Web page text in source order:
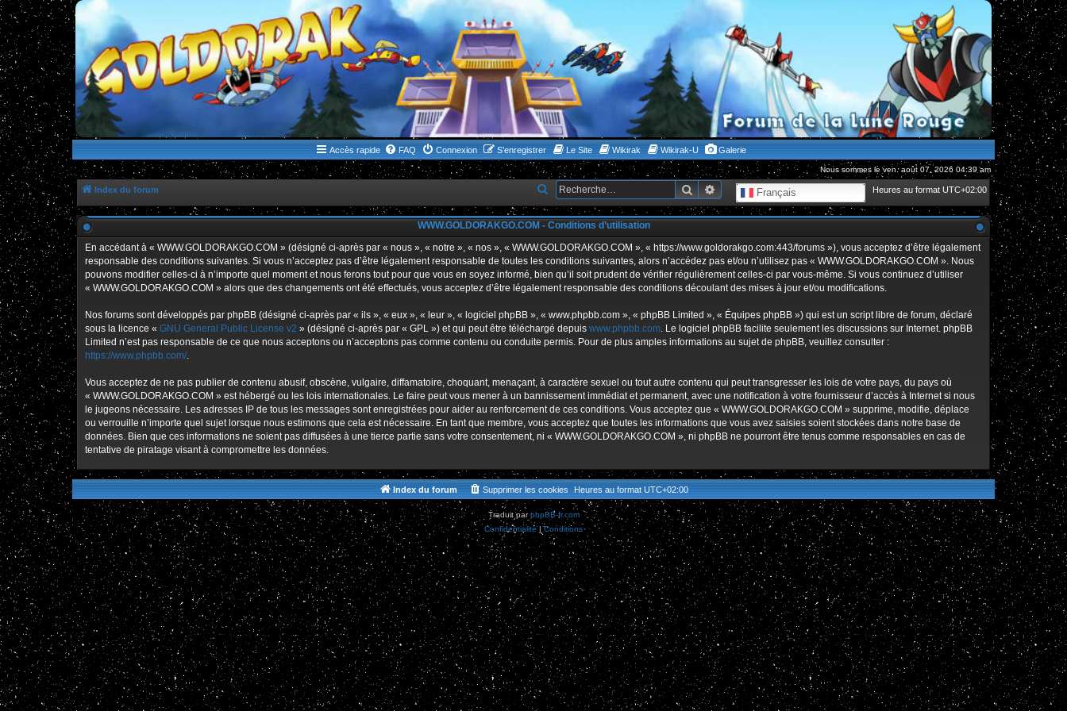
WWW.GOLDORAKGO.COM
le site de la Lune Rouge
Accès rapide FAQ Connexion S’enregistrer Le Site Wikirak Wikirak-U Galerie
Nous sommes le ven. août 07, 2026 04:39 am
Index du forum Heures au format UTC+02:00
Français
RechercherRecherche avancée
e
c
h
e
r
h
e
WWW.GOLDORAKGO.COM - Conditions d’utilisation
En accédant à « WWW.GOLDORAKGO.COM » (désigné ci-après par « nous », « notre », « nos », « WWW.GOLDORAKGO.COM », « https://www.goldorakgo.com:443/forums »), vous acceptez d’être légalement
responsable des conditions suivantes. Si vous n’acceptez pas d’être légalement responsable de toutes les conditions suivantes, alors n’accédez pas et/ou n’utilisez pas « WWW.GOLDORAKGO.COM ». Nous
pouvons modifier celles-ci à n’importe quel moment et nous ferons tout pour que vous en soyez informé, bien qu’il soit prudent de vérifier régulièrement celles-ci par vous-même. Si vous continuez d’utiliser
« WWW.GOLDORAKGO.COM » alors que des changements ont été effectués, vous acceptez d’être légalement responsable des conditions découlant des mises à jour et/ou modifications.
Nos forums sont développés par phpBB (désigné ci-après par « ils », « eux », « leur », « logiciel phpBB », « www.phpbb.com », « phpBB Limited », « Équipes phpBB ») qui est un script libre de forum, déclaré
sous la licence « GNU General Public License v2 » (désigné ci-après par « GPL ») et qui peut être téléchargé depuis www.phpbb.com. Le logiciel phpBB facilite seulement les discussions sur Internet. phpBB
Limited n’est pas responsable de ce que nous acceptons ou n’acceptons pas comme contenu ou conduite permis. Pour de plus amples informations au sujet de phpBB, veuillez consulter :
https://www.phpbb.com/.
Vous acceptez de ne pas publier de contenu abusif, obscène, vulgaire, diffamatoire, choquant, menaçant, à caractère sexuel ou tout autre contenu qui peut transgresser les lois de votre pays, du pays où
« WWW.GOLDORAKGO.COM » est hébergé ou les lois internationales. Le faire peut vous mener à un bannissement immédiat et permanent, avec une notification à votre fournisseur d’accès à Internet si nous
le jugeons nécessaire. Les adresses IP de tous les messages sont enregistrées pour aider au renforcement de ces conditions. Vous acceptez que « WWW.GOLDORAKGO.COM » supprime, modifie, déplace
ou verrouille n’importe quel sujet lorsque nous estimons que cela est nécessaire. En tant que membre, vous acceptez que toutes les informations que vous avez saisies soient stockées dans notre base de
données. Bien que ces informations ne soient pas diffusées à une tierce partie sans votre consentement, ni « WWW.GOLDORAKGO.COM », ni phpBB ne pourront être tenus comme responsables en cas de
tentative de piratage visant à compromettre les données.
Index du forum Heures au format UTC+02:00
Supprimer les cookies
Traduit parphpBB-fr.com
Confidentialité|Conditions